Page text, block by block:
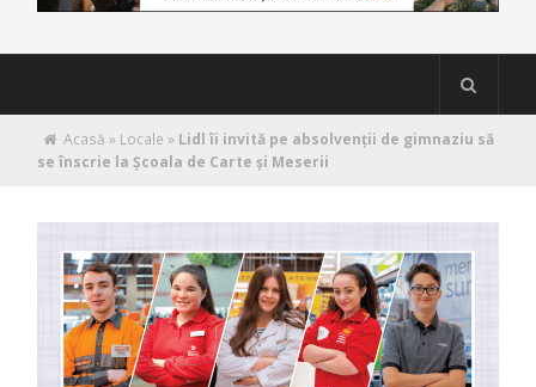
Acasă » Locale » Lidl îi invită pe absolvenții de gimnaziu să
se înscrie la Școala de Carte și Meserii